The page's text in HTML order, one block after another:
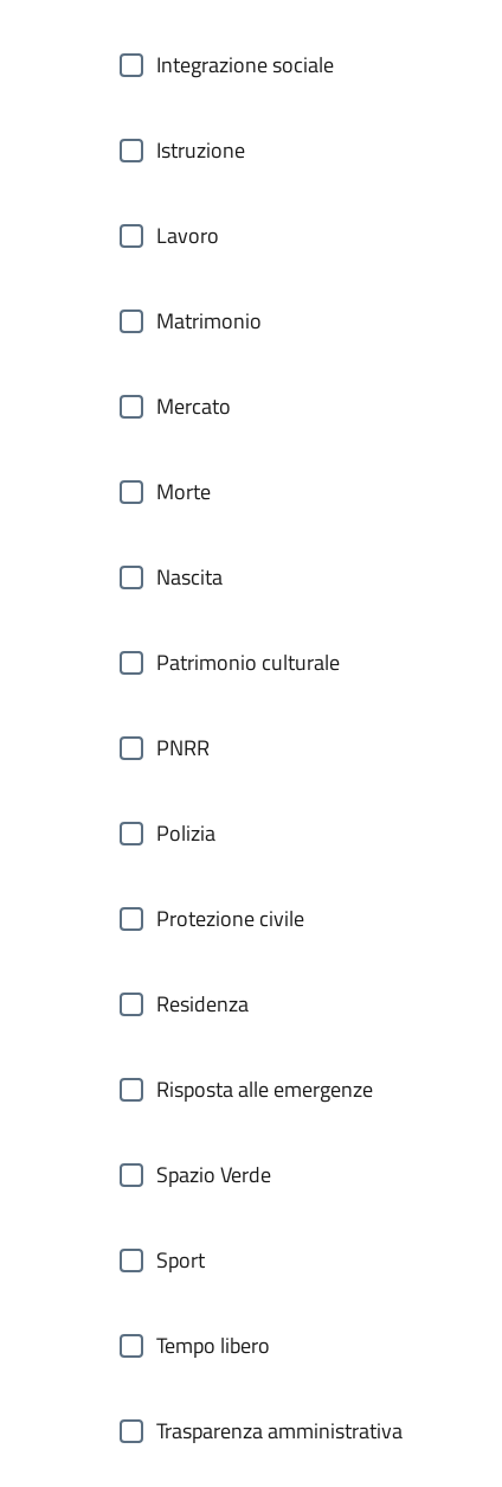
Integrazione sociale
Istruzione
Lavoro
Matrimonio
Mercato
Morte
Nascita
Patrimonio culturale
PNRR
Polizia
Protezione civile
Residenza
Risposta alle emergenze
Spazio Verde
Sport
Tempo libero
Trasparenza amministrativa